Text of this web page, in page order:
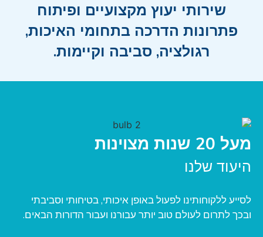
שירותי יעוץ מקצועיים ופיתוח
פתרונות הדרכה בתחומי האיכות,
רגולציה, סביבה וקיימות.
מעל 20 שנות מצוינות
היעוד שלנו
לסייע ללקוחותינו לפעול באופן איכותי, בטיחותי וסביבתי
ובכך לתרום לעולם טוב יותר עבורנו ועבור הדורות הבאים.